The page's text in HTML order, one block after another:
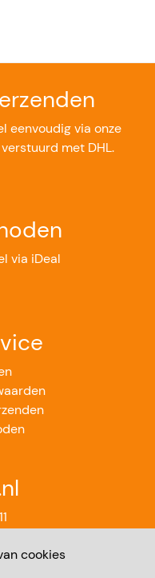
cookies
eenvoudig via onze
met DHL.
via iDeal